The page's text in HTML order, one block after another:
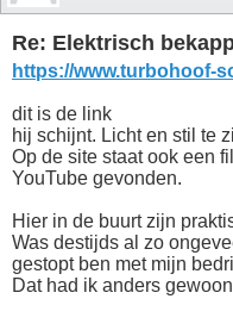
Re: Elektrisch
https://www.turbohoof-
dit is de link
hij schijnt. Licht en stil te
Op de site staat ook een
YouTube gevonden.
Hier in de buurt zijn
Was destijds al zo
gestopt ben met mijn
Dat had ik anders